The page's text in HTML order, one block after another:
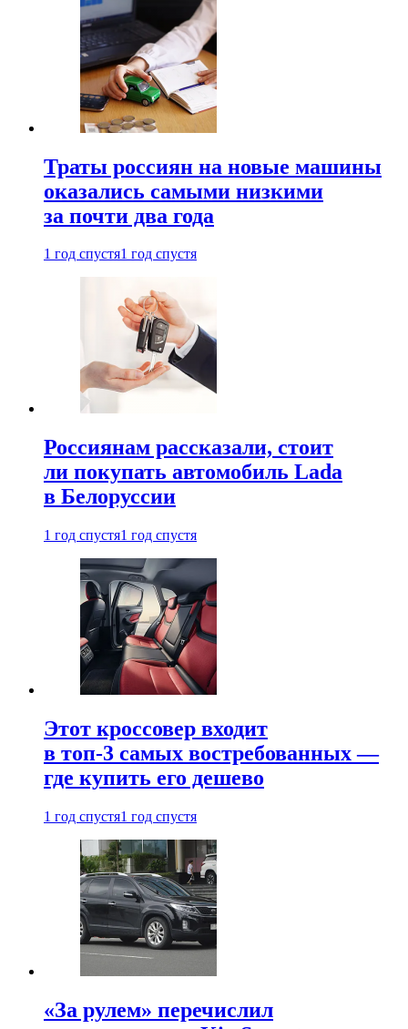
Траты россиян на новые машины
оказались самыми низкими
за почти два года
1 год спустя1 год спустя
Россиянам рассказали, стоит
ли покупать автомобиль Lada
в Белоруссии
1 год спустя1 год спустя
Этот кроссовер входит
в топ-3 самых востребованных —
где купить его дешево
1 год спустя1 год спустя
«За рулем» перечислил